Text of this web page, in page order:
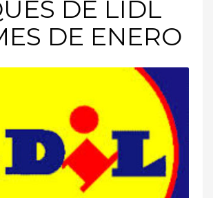
DE LIDL
DE ENERO